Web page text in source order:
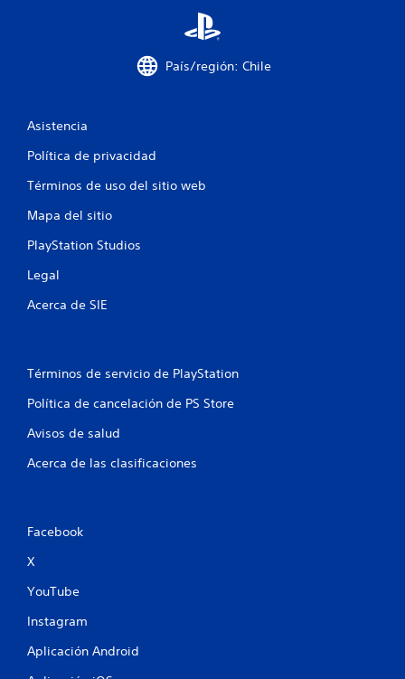
País/región: Chile
Asistencia
Política de privacidad
Términos de uso del sitio web
Mapa del sitio
PlayStation Studios
Legal
Acerca de SIE
Términos de servicio de PlayStation
Política de cancelación de PS Store
Avisos de salud
Acerca de las clasificaciones
Facebook
X
YouTube
Instagram
Aplicación Android